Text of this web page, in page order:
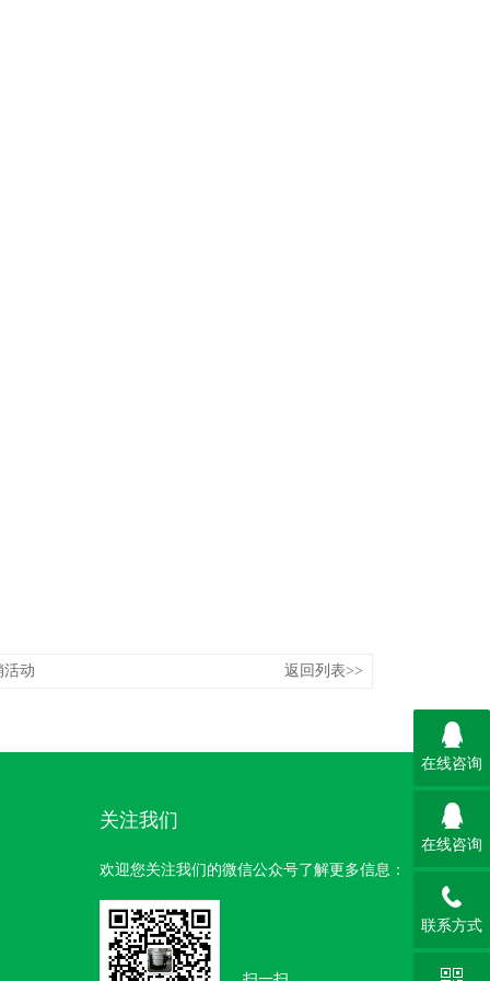
活动 返回列表>>
关注我们
欢迎您关注我们的微信公众号了解更多信息：
在线咨询
在线咨询
联系方式